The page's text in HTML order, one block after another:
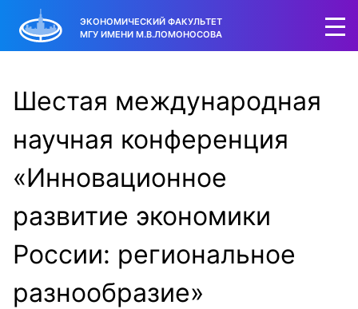
ЭКОНОМИЧЕСКИЙ ФАКУЛЬТЕТ
МГУ ИМЕНИ М.В.ЛОМОНОСОВА
Шестая международная
научная конференция
«Инновационное
развитие экономики
России: региональное
разнообразие»